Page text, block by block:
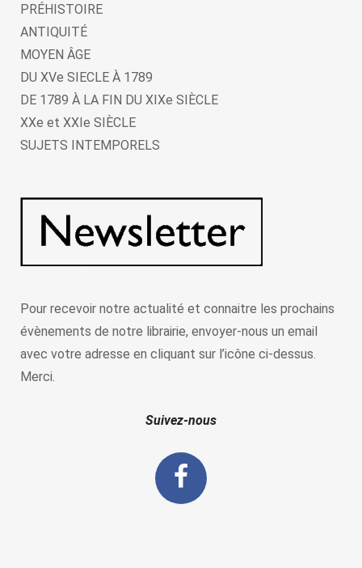
PRÉHISTOIRE
ANTIQUITÉ
MOYEN ÂGE
DU XVe SIECLE À 1789
DE 1789 À LA FIN DU XIXe SIÈCLE
XXe et XXIe SIÈCLE
SUJETS INTEMPORELS
Pour recevoir notre actualité et connaitre les prochains
évènements de notre librairie, envoyer-nous un email
avec votre adresse en cliquant sur l’icône ci-dessus.
Merci.
Suivez-nous